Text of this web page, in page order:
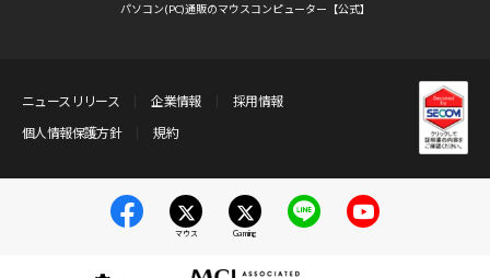
パソコン(PC)通販のマウスコンピューター【公式】
ニュースリリース 企業情報
採用情報
個人情報保護方針
規約
マウス Gaming